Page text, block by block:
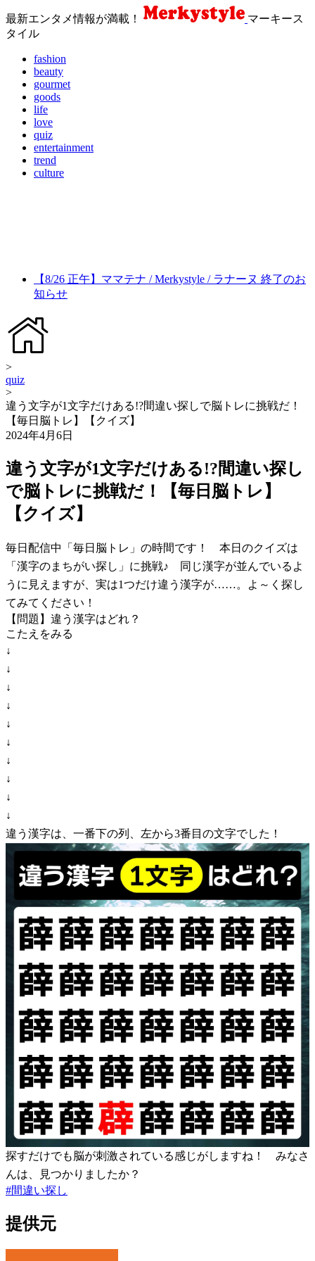
最新エンタメ情報が満載！
マーキース
タイル
fashion
beauty
gourmet
goods
life
love
quiz
entertainment
trend
culture
【8/26 正午】ママテナ / Merkystyle / ラナーヌ 終了のお
知らせ
>
quiz
>
違う文字が1文字だけある!?間違い探しで脳トレに挑戦だ！
【毎日脳トレ】【クイズ】
2024年4月6日
違う文字が1文字だけある!?間違い探し
で脳トレに挑戦だ！【毎日脳トレ】
【クイズ】
毎日配信中「毎日脳トレ」の時間です！ 本日のクイズは
「漢字のまちがい探し」に挑戦♪ 同じ漢字が並んでいるよ
うに見えますが、実は1つだけ違う漢字が……。よ～く探し
てみてください！
【問題】違う漢字はどれ？
こたえをみる
↓
↓
↓
↓
↓
↓
↓
↓
↓
↓
違う漢字は、一番下の列、左から3番目の文字でした！
探すだけでも脳が刺激されている感じがしますね！ みなさ
んは、見つかりましたか？
#間違い探し
提供元